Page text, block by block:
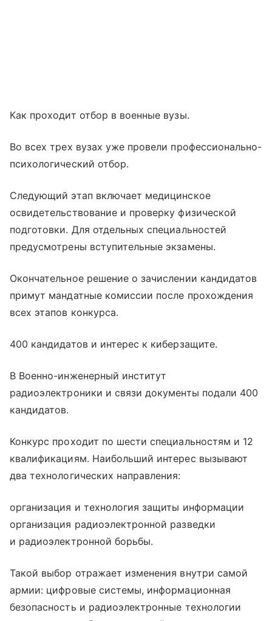
Как проходит отбор в военные вузы.
Во всех трех вузах уже провели профессионально-
психологический отбор.
Следующий этап включает медицинское
освидетельствование и проверку физической
подготовки. Для отдельных специальностей
предусмотрены вступительные экзамены.
Окончательное решение о зачислении кандидатов
примут мандатные комиссии после прохождения
всех этапов конкурса.
400 кандидатов и интерес к киберзащите.
В Военно-инженерный институт
радиоэлектроники и связи документы подали 400
кандидатов.
Конкурс проходит по шести специальностям и 12
квалификациям. Наибольший интерес вызывают
два технологических направления:
организация и технология защиты информации
организация радиоэлектронной разведки
и радиоэлектронной борьбы.
Такой выбор отражает изменения внутри самой
армии: цифровые системы, информационная
безопасность и радиоэлектронные технологии